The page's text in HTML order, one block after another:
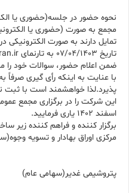
نحوه حضور در جلسه(حضوری یا
مجمع به صورت (حضوری یا
تمایل دارند به صورت الکترونیکی
ضمن اعلام حضور، سوالات خود را
با عنایت به اینکه رأی گیری صرفاً
پذیرد.لذا خواهشمند است با ثبت
اسفند 1402 یاری فرمایید.
برگزار کننده و فراهم کننده زیر
مرکزی اوراق بهادار و تسویه
هیأت
پتروشیمی غدیر(سهامی عام)